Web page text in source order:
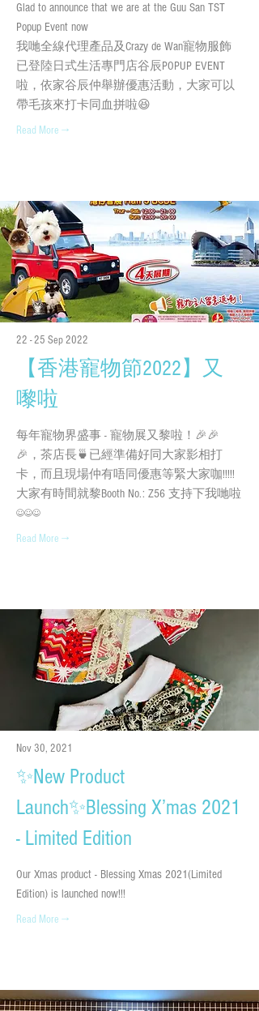
Glad to announce that we are at the Guu San TST
Popup Event now
我哋全線代理產品及Crazy de Wan寵物服飾
已登陸日式生活專門店谷辰POPUP EVENT
啦，依家谷辰仲舉辦優惠活動，大家可以
帶毛孩來打卡同血拼啦😆
Read More →
22 - 25 Sep 2022
【香港寵物節2022】又
嚟啦
每年寵物界盛事 - 寵物展又黎啦！🎉🎉
🎉，茶店長🍵已經準備好同大家影相打
卡，而且現場仲有唔同優惠等緊大家咖!!!!!
大家有時間就黎Booth No.: Z56 支持下我哋啦
☺️☺️☺️
Read More →
Nov 30, 2021
✨New Product
Launch✨Blessing X’mas 2021
- Limited Edition
Our Xmas product - Blessing Xmas 2021(Limited
Edition) is launched now!!!
Read More →